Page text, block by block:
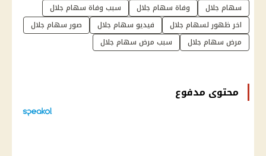
سهام جلال وفاة سهام جلال
سبب وفاة سهام جلال
اخر ظهور لسهام جلال
فيديو سهام جلال
صور سهام جلال
مرض سهام جلال
سبب مرض سهام جلال
محتوى مدفوع